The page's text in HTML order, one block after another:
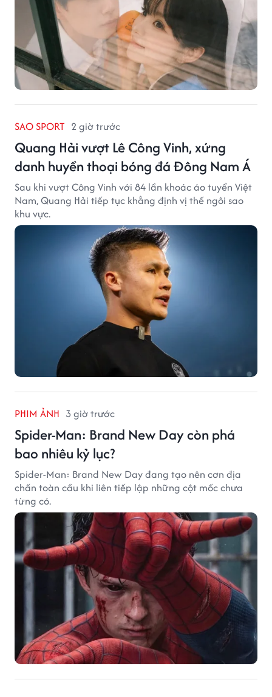
SAO SPORT 2 giờ trước
Quang Hải vượt Lê Công Vinh, xứng
danh huyền thoại bóng đá Đông Nam Á
Sau khi vượt Công Vinh với 84 lần khoác áo tuyển Việt
Nam, Quang Hải tiếp tục khẳng định vị thế ngôi sao
khu vực.
PHIM ẢNH 3 giờ trước
Spider-Man: Brand New Day còn phá
bao nhiêu kỷ lục?
Spider-Man: Brand New Day đang tạo nên cơn địa
chấn toàn cầu khi liên tiếp lập những cột mốc chưa
từng có.